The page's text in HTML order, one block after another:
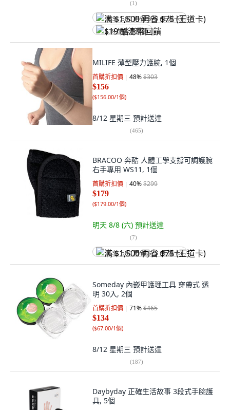
(1)
满 $1,500 再省 $75 (王道卡)
$19 酷澎幣回饋
MILIFE 薄型壓力護腕, 1個
首購折扣價 48%$303
$156
($156.00/1個)
8/12 星期三 預計送達
(465)
BRACOO 奔酷 人體工學支撐可調護腕
右手專用 WS11, 1個
首購折扣價 40%$299
$179
($179.00/1個)
明天 8/8 (六) 預計送達
(7)
满 $1,500 再省 $75 (王道卡)
Someday 內嵌甲護理工具 穿帶式 透
明 30入, 2個
首購折扣價 71%$465
$134
($67.00/1個)
8/12 星期三 預計送達
(187)
Daybyday 正確生活故事 3段式手腕護
具, 5個